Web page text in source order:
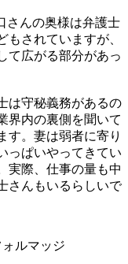
さんの奥様は弁護士
されていますが、
て広がる部分があっ
は守秘義務があるの
界内の裏側を聞いて
す。妻は弱者に寄り
っぱいやってきてい
実際、仕事の量も中
さんもいるらしいで